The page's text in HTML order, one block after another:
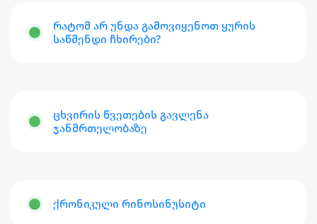
რატომ არ უნდა გამოვიყენოთ ყურის
საწმენდი ჩხირები?
ცხვირის წვეთების გავლენა
ჯანმრთელობაზე
ქრონიკული რინოსინუსიტი